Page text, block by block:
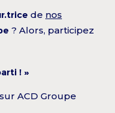
de nos
? Alors, participez
! »
sur ACD Groupe